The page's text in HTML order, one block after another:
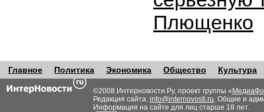
Плющенко
Главное Политика Экономика Общество Культура
©2008 Интерновости.Ру, проект группы «
Редакция сайта: info@internovosti.ru. Общие и
Информация на сайте для лиц старше 18 лет.